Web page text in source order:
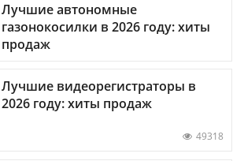
Лучшие автономные
газонокосилки в 2026 году: хиты
продаж
Лучшие видеорегистраторы в
2026 году: хиты продаж
49318